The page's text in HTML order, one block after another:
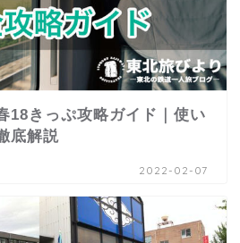
18きっぷ攻略ガイド｜使い
底解説
2022-02-07